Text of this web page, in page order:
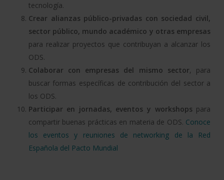
tecnología.
Crear alianzas público-privadas con sociedad civil,
sector público, mundo académico y otras empresas
para realizar proyectos que contribuyan a alcanzar los
ODS.
Colaborar con empresas del mismo sector, para
buscar formas específicas de contribución del sector a
los ODS.
Participar en jornadas, eventos y workshopspara
compartir buenas prácticas en materia de ODS. Conoce
los eventos y reuniones de networking de la Red
Española del Pacto Mundial